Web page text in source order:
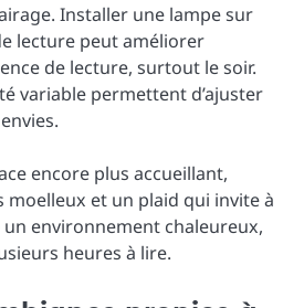
Installer une lampe sur
lecture peut améliorer
de lecture, surtout le soir.
variable permettent d’ajuster
encore plus accueillant,
moelleux et un plaid qui invite à
un environnement chaleureux,
heures à lire.